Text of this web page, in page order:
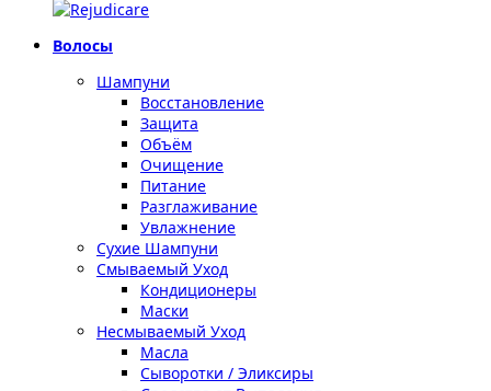
Волосы
Шампуни
Восстановление
Защита
Объём
Очищение
Питание
Разглаживание
Увлажнение
Сухие Шампуни
Смываемый Уход
Кондиционеры
Маски
Несмываемый Уход
Масла
Сыворотки / Эликсиры